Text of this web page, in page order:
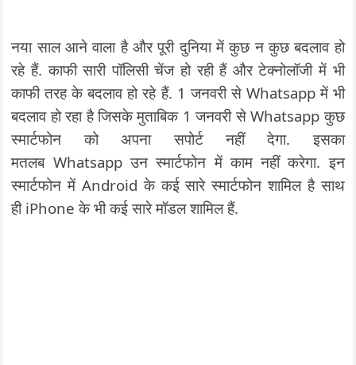
नया साल आने वाला है और पूरी दुनिया में कुछ न कुछ बदलाव हो
रहे हैं. काफी सारी पॉलिसी चेंज हो रही हैं और टेक्नोलॉजी में भी
काफी तरह के बदलाव हो रहे हैं. 1 जनवरी से Whatsapp में भी
बदलाव हो रहा है जिसके मुताबिक 1 जनवरी से Whatsapp कुछ
स्मार्टफोन को अपना सपोर्ट नहीं देगा. इसका
मतलब Whatsapp उन स्मार्टफोन में काम नहीं करेगा. इन
स्मार्टफोन में Android के कई सारे स्मार्टफोन शामिल है साथ
ही iPhone के भी कई सारे मॉडल शामिल हैं.